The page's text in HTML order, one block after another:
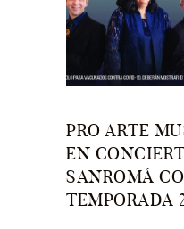
PRO ARTE
EN
SANROMÁ
TEMPORADA